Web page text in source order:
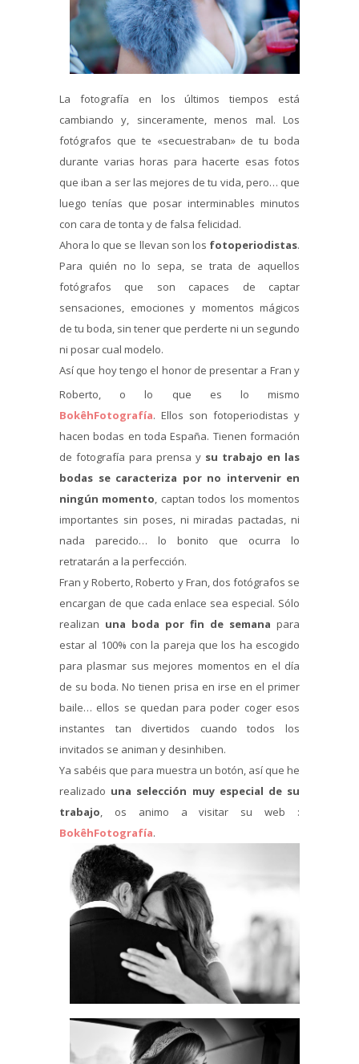
La fotografía en los últimos tiempos está
cambiando y, sinceramente, menos mal. Los
fotógrafos que te «secuestraban» de tu boda
durante varias horas para hacerte esas fotos
que iban a ser las mejores de tu vida, pero… que
luego tenías que posar interminables minutos
con cara de tonta y de falsa felicidad.
Ahora lo que se llevan son los fotoperiodistas.
Para quién no lo sepa, se trata de aquellos
fotógrafos que son capaces de captar
sensaciones, emociones y momentos mágicos
de tu boda, sin tener que perderte ni un segundo
ni posar cual modelo.
Así que hoy tengo el honor de presentar a Fran y
Roberto, o lo que es lo mismo
BokêhFotografía. Ellos son fotoperiodistas y
hacen bodas en toda España. Tienen formación
de fotografía para prensa y su trabajo en las
bodas se caracteriza por no intervenir en
ningún momento, captan todos los momentos
importantes sin poses, ni miradas pactadas, ni
nada parecido… lo bonito que ocurra lo
retratarán a la perfección.
Fran y Roberto, Roberto y Fran, dos fotógrafos se
encargan de que cada enlace sea especial. Sólo
realizan una boda por fin de semana para
estar al 100% con la pareja que los ha escogido
para plasmar sus mejores momentos en el día
de su boda. No tienen prisa en irse en el primer
baile… ellos se quedan para poder coger esos
instantes tan divertidos cuando todos los
invitados se animan y desinhiben.
Ya sabéis que para muestra un botón, así que he
realizado una selección muy especial de su
trabajo, os animo a visitar su web :
BokêhFotografía.